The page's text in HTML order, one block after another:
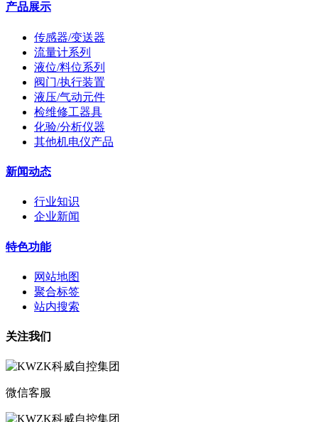
产品展示
传感器/变送器
流量计系列
液位/料位系列
阀门/执行装置
液压/气动元件
检维修工器具
化验/分析仪器
其他机电仪产品
新闻动态
行业知识
企业新闻
特色功能
网站地图
聚合标签
站内搜索
关注我们
微信客服